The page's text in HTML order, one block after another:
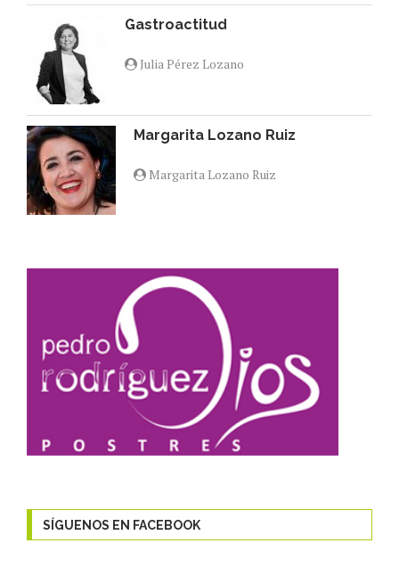
Gastroactitud
Julia Pérez Lozano
Margarita Lozano Ruiz
Margarita Lozano Ruiz
SÍGUENOS EN FACEBOOK